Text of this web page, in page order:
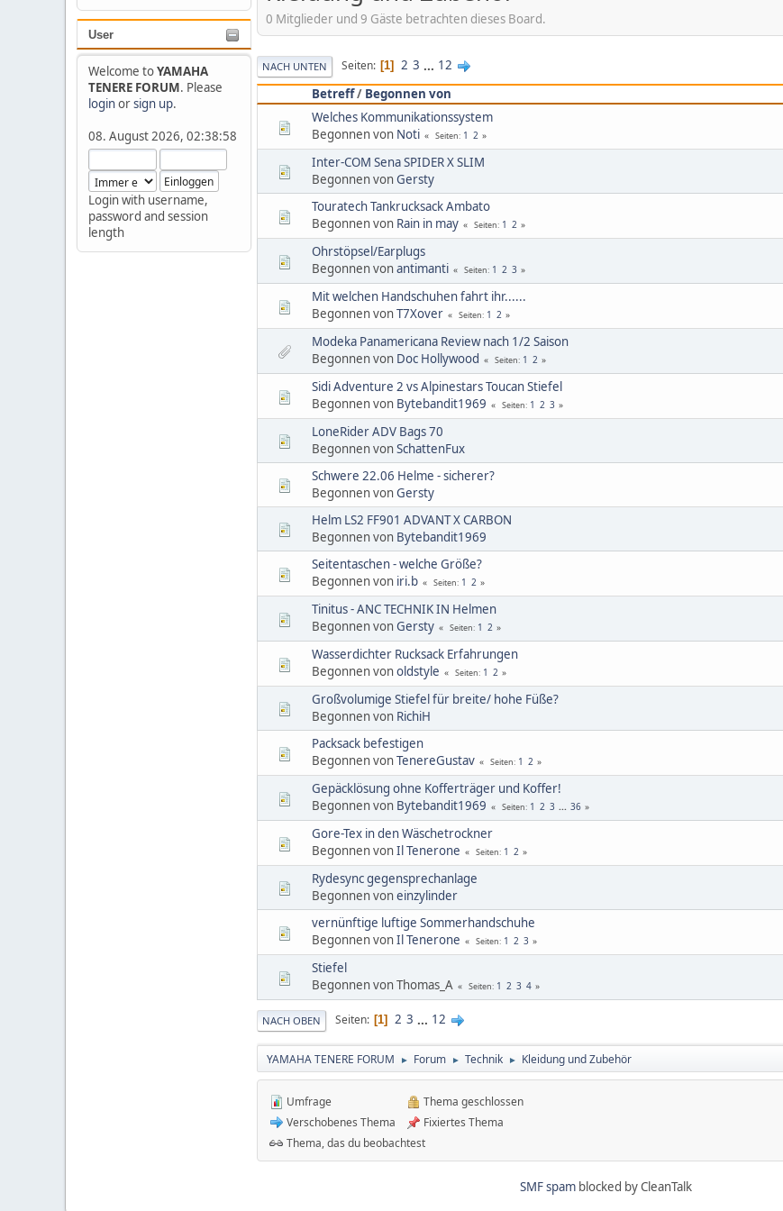
User
Welcome toYAMAHA
TENERE FORUM. Please
loginorsign up.
08. August 2026, 02:38:58
Login with username,
password and session
length
0 Mitglieder und 9 Gäste betrachten dieses Board.
NACH UNTEN Seiten 1 2 3 ... 12
Betreff/ Begonnen von
Welches Kommunikationssystem
Begonnen von Noti Seiten 1 2
Inter-COM Sena SPIDER X SLIM
Begonnen vonGersty
Touratech Tankrucksack Ambato
Begonnen von Rain in may Seiten 1 2
Ohrstöpsel/Earplugs
Begonnen vonantimanti Seiten 1 2 3
Mit welchen Handschuhen fahrt ihr......
Begonnen vonT7Xover Seiten 1 2
Modeka Panamericana Review nach 1/2 Saison
Begonnen von Doc Hollywood Seiten 1 2
Sidi Adventure 2 vs Alpinestars Toucan Stiefel
Begonnen von Bytebandit1969 Seiten 1 2 3
LoneRider ADV Bags 70
Begonnen vonSchattenFux
Schwere 22.06 Helme - sicherer?
Begonnen vonGersty
Helm LS2 FF901 ADVANT X CARBON
Begonnen von Bytebandit1969
Seitentaschen - welche Größe?
Begonnen von iri.b Seiten 1 2
Tinitus - ANC TECHNIK IN Helmen
Begonnen vonGersty Seiten 1 2
Wasserdichter Rucksack Erfahrungen
Begonnen vonoldstyle Seiten 1 2
Großvolumige Stiefel für breite/ hohe Füße?
Begonnen von RichiH
Packsack befestigen
Begonnen vonTenereGustav Seiten 1 2
Gepäcklösung ohne Kofferträger und Koffer!
Begonnen von Bytebandit1969 Seiten 1 2 3 ... 36
Gore-Tex in den Wäschetrockner
Begonnen vonIl Tenerone Seiten 1 2
Rydesync gegensprechanlage
Begonnen voneinzylinder
vernünftige luftige Sommerhandschuhe
Begonnen vonIl Tenerone Seiten 1 2 3
Stiefel
Begonnen von Thomas_A
Seiten 1 2 3 4
NACH OBEN Seiten 1 2 3 ... 12
YAMAHA TENERE FORUM ► Forum ► Technik ► Kleidung und Zubehör
Umfrage
Verschobenes Thema
Thema geschlossen
Fixiertes Thema
Thema, das du beobachtest
SMF spamblocked by CleanTalk